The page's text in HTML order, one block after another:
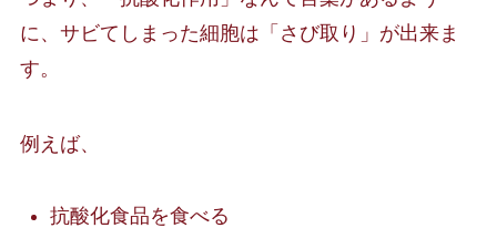
に、サビてしまった細胞は「さび取り」が出来ま
す。
例えば、
抗酸化食品を食べる